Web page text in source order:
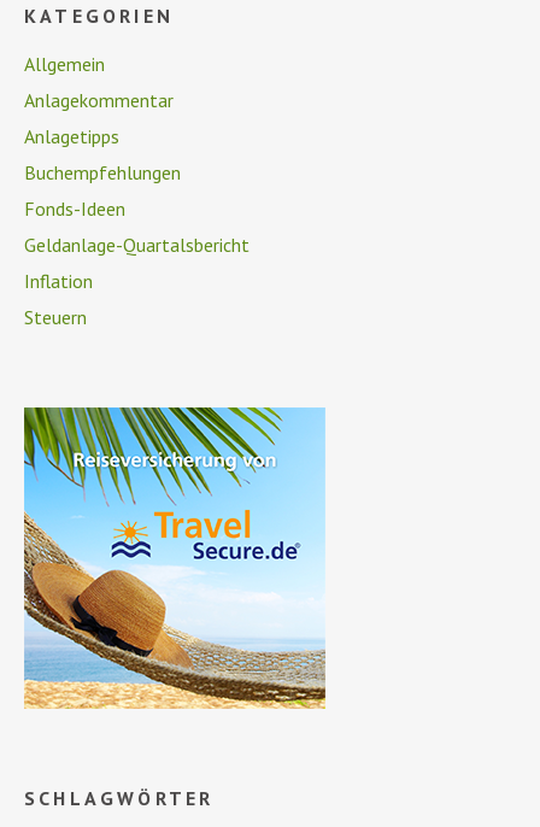
KATEGORIEN
Allgemein
Anlagekommentar
Anlagetipps
Buchempfehlungen
Fonds-Ideen
Geldanlage-Quartalsbericht
Inflation
Steuern
SCHLAGWÖRTER